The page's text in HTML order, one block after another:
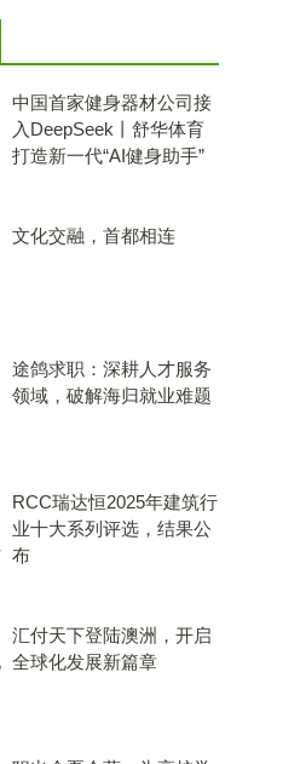
中国首家健身器材公司接
入DeepSeek丨舒华体育
打造新一代“AI健身助手”
文化交融，首都相连
途鸽求职：深耕人才服务
领域，破解海归就业难题
RCC瑞达恒2025年建筑行
业十大系列评选，结果公
布
汇付天下登陆澳洲，开启
全球化发展新篇章